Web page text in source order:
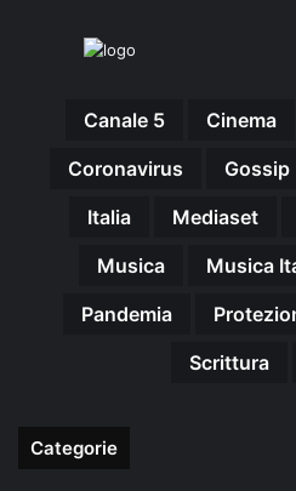
Canale 5 Cinema
Coronavirus
Gossip
Italia
Mediaset
Musica
Musica
Pandemia
Scrittura
Categorie